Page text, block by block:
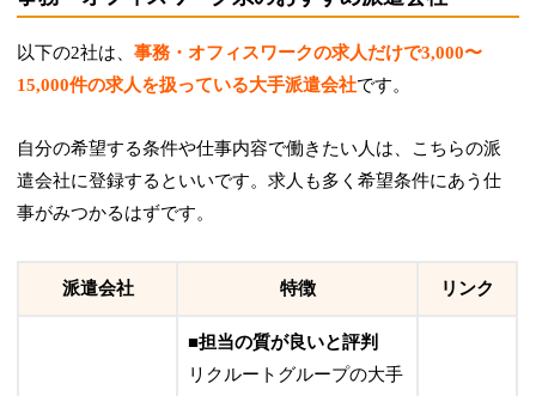
以下の2社は、事務・オフィスワークの求人だけで3,000〜
15,000件の求人を扱っている大手派遣会社です。
自分の希望する条件や仕事内容で働きたい人は、こちらの派
遣会社に登録するといいです。求人も多く希望条件にあう仕
事がみつかるはずです。
派遣会社 特徴 リンク
■担当の質が良いと評判
リクルートグループの大手